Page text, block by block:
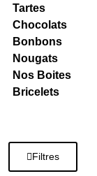
Tartes
Chocolats
Bonbons
Nougats
Nos Boites
Bricelets
Filtres